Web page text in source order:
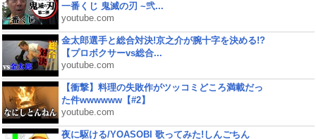
一番くじ 鬼滅の刃 ~弐...
youtube.com
金太郎選手と総合対決!京之介が腕十字を決める!?
【プロボクサーvs総合...
youtube.com
【衝撃】料理の失敗作がツッコミどころ満載だっ
た件wwwwww【#2】
youtube.com
夜に駆ける/YOASOBI 歌ってみた!しんごちん